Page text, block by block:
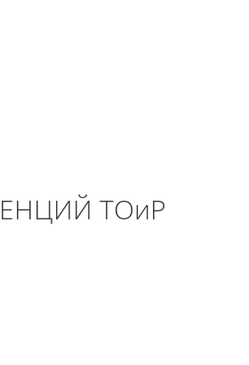
ТОиР